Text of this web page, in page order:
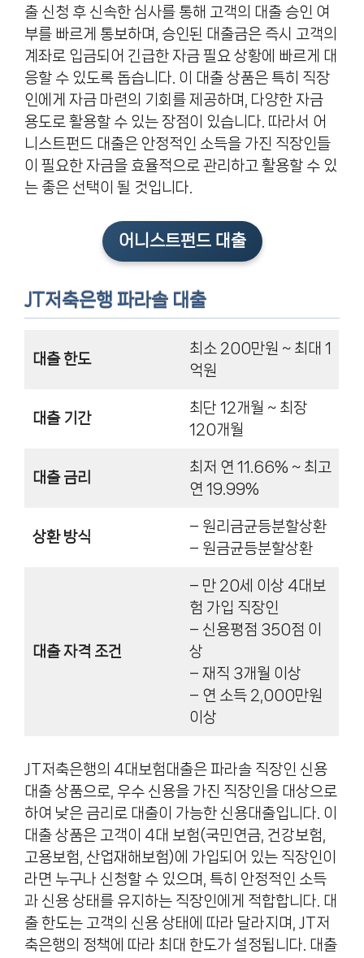
출 신청 후 신속한 심사를 통해 고객의 대출 승인 여
부를 빠르게 통보하며, 승인된 대출금은 즉시 고객의
계좌로 입금되어 긴급한 자금 필요 상황에 빠르게 대
응할 수 있도록 돕습니다. 이 대출 상품은 특히 직장
인에게 자금 마련의 기회를 제공하며, 다양한 자금
용도로 활용할 수 있는 장점이 있습니다. 따라서 어
니스트펀드 대출은 안정적인 소득을 가진 직장인들
이 필요한 자금을 효율적으로 관리하고 활용할 수 있
는 좋은 선택이 될 것입니다.
어니스트펀드 대출
JT저축은행 파라솔 대출
대출 한도
최소 200만원 ~ 최대 1
억원
대출 기간
최단 12개월 ~ 최장
120개월
대출 금리
최저 연 11.66% ~ 최고
연 19.99%
상환 방식
– 원리금균등분할상환
– 원금균등분할상환
대출 자격 조건
– 만 20세 이상 4대보
험 가입 직장인
– 신용평점 350점 이
상
– 재직 3개월 이상
– 연 소득 2,000만원
이상
JT저축은행의 4대보험대출은 파라솔 직장인 신용
대출 상품으로, 우수 신용을 가진 직장인을 대상으로
하여 낮은 금리로 대출이 가능한 신용대출입니다. 이
대출 상품은 고객이 4대 보험(국민연금, 건강보험,
고용보험, 산업재해보험)에 가입되어 있는 직장인이
라면 누구나 신청할 수 있으며, 특히 안정적인 소득
과 신용 상태를 유지하는 직장인에게 적합합니다. 대
출 한도는 고객의 신용 상태에 따라 달라지며, JT저
축은행의 정책에 따라 최대 한도가 설정됩니다. 대출